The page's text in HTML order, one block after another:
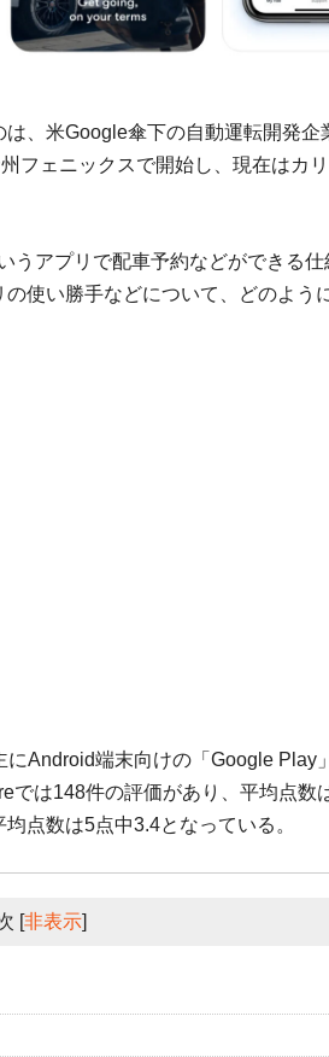
は、米Google傘下の自動運転開発企
フェニックスで開始し、現在はカ
うアプリで配車予約などができる仕
使い勝手などについて、どのよう
Android端末向けの「Google Play
では148件の評価があり、平均点数
点数は5点中3.4となっている。
[非表示]